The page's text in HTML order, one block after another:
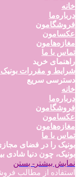
خانه
درباره‌ما
فروشگامون
عکسامون
مغازه‌هامون
تماس با ما
راهنمای خرید
شرایط و مقررات
دسترسی سریع
خانه
درباره‌ما
فروشگامون
عکسامون
مغازه‌هامون
تماس با ما
بونیک را در فضای
بونیک، چون دنیا شادی
نمایش بیشتر - بستن
استفاده از مطالب